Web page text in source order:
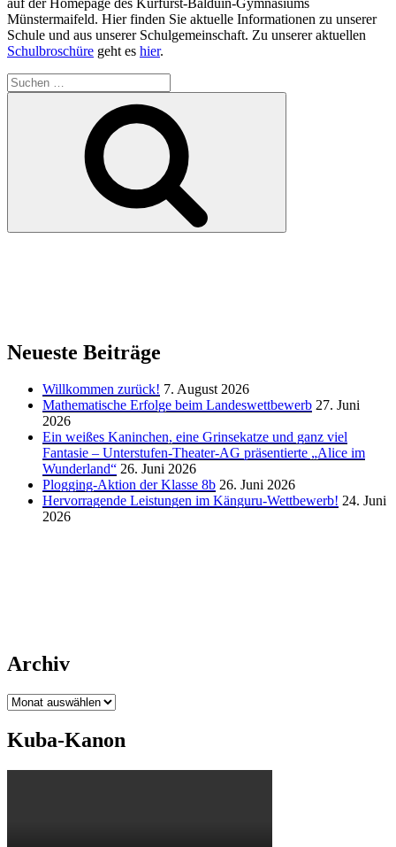
Münstermaifeld. Hier finden Sie aktuelle Informationen zu unserer
Schule und aus unserer Schulgemeinschaft. Zu unserer aktuellen
Schulbroschüre geht es hier.
Suchen
nach:
Neueste Beiträge
Willkommen zurück! 7. August 2026
Mathematische Erfolge beim Landeswettbewerb 27. Juni
2026
Ein weißes Kaninchen, eine Grinsekatze und ganz viel
Fantasie – Unterstufen-Theater-AG präsentierte „Alice im
Wunderland“ 26. Juni 2026
Plogging-Aktion der Klasse 8b 26. Juni 2026
Hervorragende Leistungen im Känguru-Wettbewerb! 24. Juni
2026
Archiv
Archiv
Kuba-Kanon